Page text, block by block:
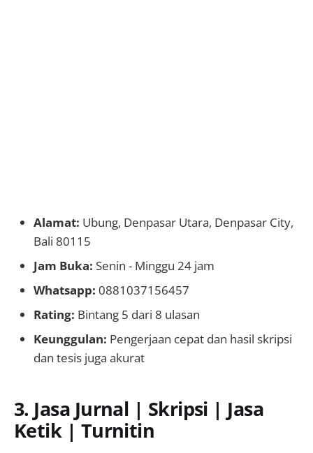
Alamat: Ubung, Denpasar Utara, Denpasar City,
Bali 80115
Jam Buka: Senin - Minggu 24 jam
Whatsapp: 0881037156457
Rating: Bintang 5 dari 8 ulasan
Keunggulan: Pengerjaan cepat dan hasil skripsi
dan tesis juga akurat
3. Jasa Jurnal | Skripsi | Jasa
Ketik | Turnitin